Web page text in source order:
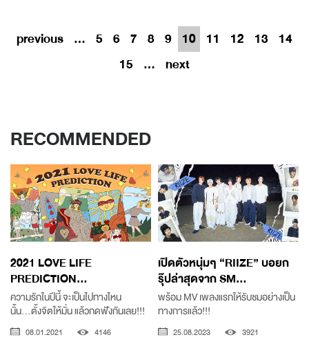
previous ... 5 6 7 8 9 10 11 12 13 14
15 ... next
RECOMMENDED
2021 LOVE LIFE
PREDICTION...
ความรักในปีนี้ จะเป็นไปทางไหน
นั้น...ตั้งจิตให้มั่น แล้วกดฟังกันเลย!!!
08.01.2021 4146
เปิดตัวหนุ่มๆ “RIIZE” บอยก
รุ๊ปล่าสุดจาก SM...
พร้อม MV เพลงแรกให้รับชมอย่างเป็น
ทางการแล้ว!!!
25.08.2023 3921